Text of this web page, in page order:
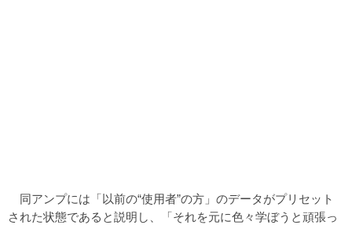
同アンプには「以前の“使用者”の方」のデータがプリセット
された状態であると説明し、「それを元に色々学ぼうと頑張っ